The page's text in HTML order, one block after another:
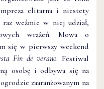
elitarna i niestety
weźmie w niej udział,
wrażeń. Mowa o
się w pierwszy weekend
Fin de verano. Festiwal
osobę i odbywa się na
zaaranżowanym na